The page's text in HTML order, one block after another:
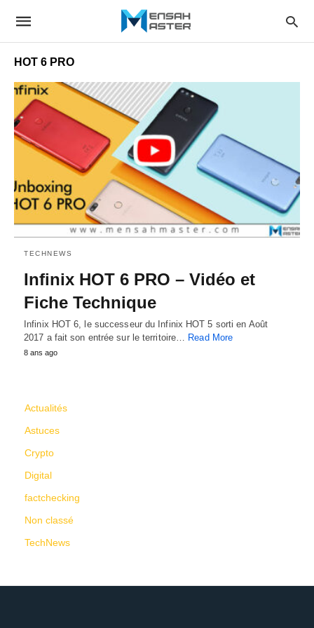
HOT 6 PRO
TECHNEWS
Infinix HOT 6 PRO – Vidéo et
Fiche Technique
Infinix HOT 6, le successeur du Infinix HOT 5 sorti en Août
2017 a fait son entrée sur le territoire… Read More
8 ans ago
Actualités
Astuces
Crypto
Digital
factchecking
Non classé
TechNews